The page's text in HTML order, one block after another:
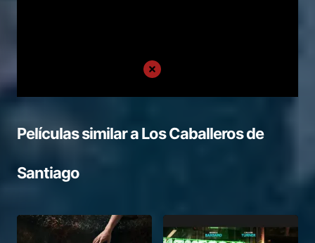
Películas similar aLos Caballeros de
Santiago